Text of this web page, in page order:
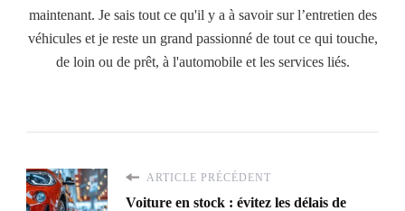
maintenant. Je sais tout ce qu'il y a à savoir sur l’entretien des
véhicules et je reste un grand passionné de tout ce qui touche,
de loin ou de prêt, à l'automobile et les services liés.
ARTICLE PRÉCÉDENT
Voiture en stock : évitez les délais de